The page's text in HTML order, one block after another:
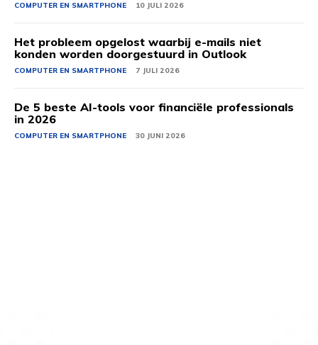
COMPUTER EN SMARTPHONE 10 JULI 2026
Het probleem opgelost waarbij e-mails niet
konden worden doorgestuurd in Outlook
COMPUTER EN SMARTPHONE 7 JULI 2026
De 5 beste AI-tools voor financiële professionals
in 2026
COMPUTER EN SMARTPHONE 30 JUNI 2026